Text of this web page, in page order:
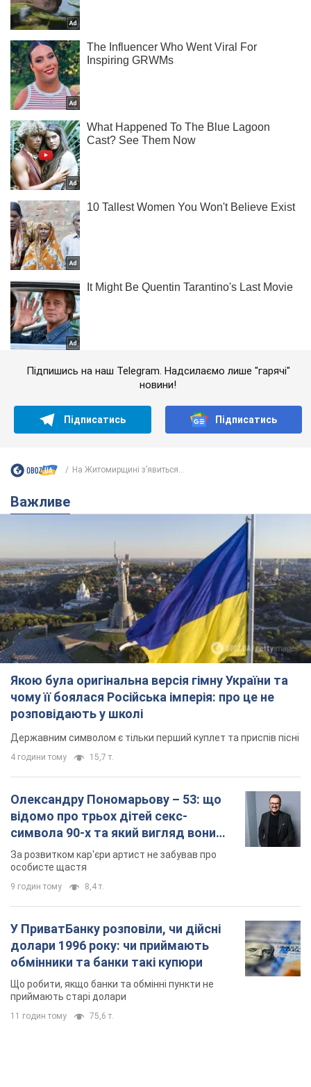
Підпишись на наш Telegram. Надсилаємо лише "гарячі"
новини!
Підписатись Підписатись
На Житомирщині з’явиться...
Важливе
Якою була оригінальна версія гімну України та
чому її боялася Російська імперія: про це не
розповідають у школі
Державним символом є тільки перший куплет та приспів пісні
4 години тому 15,7 т.
Олександру Пономарьову – 53: що
відомо про трьох дітей секс-
символа 90-х та який вигляд вони
мають
За розвитком кар'єри артист не забував про
особисте щастя
9 годин тому 8,4 т.
У ПриватБанку розповіли, чи дійсні
долари 1996 року: чи приймають
обмінники та банки такі купюри
Що робити, якщо банки та обмінні пункти не
приймають старі долари
11 годин тому 75,6 т.